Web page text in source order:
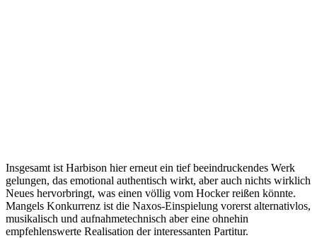
Insgesamt ist Harbison hier erneut ein tief beeindruckendes Werk
gelungen, das emotional authentisch wirkt, aber auch nichts wirklich
Neues hervorbringt, was einen völlig vom Hocker reißen könnte.
Mangels Konkurrenz ist die Naxos-Einspielung vorerst alternativlos,
musikalisch und aufnahmetechnisch aber eine ohnehin
empfehlenswerte Realisation der interessanten Partitur.